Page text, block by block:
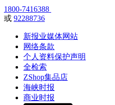
1800-7416388
或 92288736
新报业媒体网站
网络条款
个人资料保护声明
全检索
ZShop集品店
海峡时报
商业时报